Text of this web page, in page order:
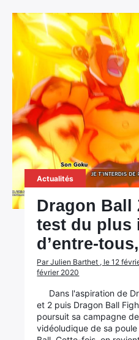
Actualités
Dragon Ball
test du plus
d’entre-
Par Julien Barthet , le 12
février 2020
Dans l'aspiration de
et 2 puis Dragon Ball
poursuit sa campagne
vidéoludique de sa